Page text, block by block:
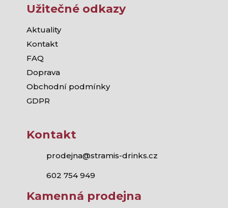
Užitečné odkazy
Aktuality
Kontakt
FAQ
Doprava
Obchodní podmínky
GDPR
Kontakt
prodejna@stramis-drinks.cz
602 754 949
Kamenná prodejna